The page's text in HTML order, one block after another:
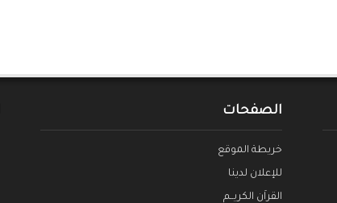
الصفحات
خريطة الموقع
للإعلان لدينا
القراَن الكريــم